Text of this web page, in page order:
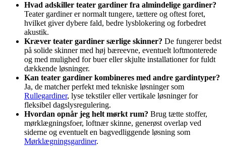
Hvad adskiller teater gardiner fra almindelige gardiner?
Teater gardiner er normalt tungere, tættere og oftest foret,
hvilket giver dybere fald, bedre lysblokering og forbedret
akustik.
Kræver teater gardiner særlige skinner? De fungerer bedst
på solide skinner med høj bæreevne, eventuelt loftmonterede
og med mulighed for buer eller skjulte installationer for fuldt
dækkende løsninger.
Kan teater gardiner kombineres med andre gardintyper?
Ja, de matcher perfekt med tekniske løsninger som
Rullegardiner, lyse tekstiler eller vertikale løsninger for
fleksibel dagslysregulering.
Hvordan opnår jeg helt mørkt rum? Brug tætte stoffer,
mørklægningsfoer, loftnær skinne, generøst overlap ved
siderne og eventuelt en bagvedliggende løsning som
Mørklægningsgardiner.